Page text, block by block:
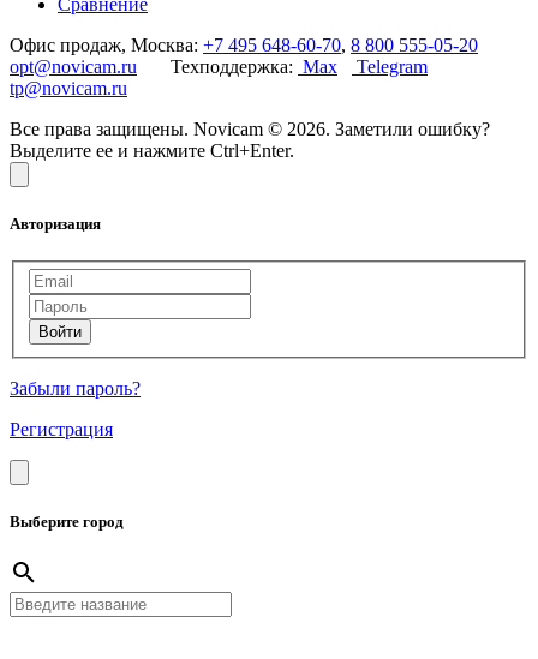
Сравнение
Офис продаж, Москва: +7 495 648-60-70, 8 800 555-05-20
opt@novicam.ru Техподдержка: Max
Telegram
tp@novicam.ru
Все права защищены. Novicam © 2026. Заметили ошибку?
Выделите ее и нажмите Ctrl+Enter.
Авторизация
Забыли пароль?
Регистрация
Выберите город